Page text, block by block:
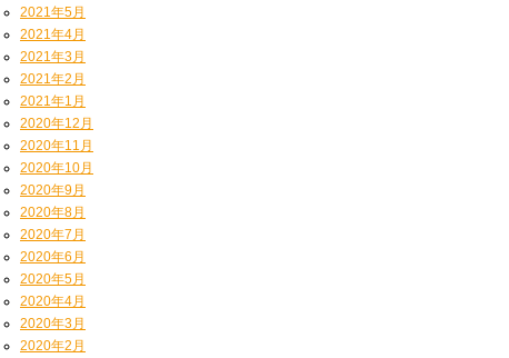
2021年5月
2021年4月
2021年3月
2021年2月
2021年1月
2020年12月
2020年11月
2020年10月
2020年9月
2020年8月
2020年7月
2020年6月
2020年5月
2020年4月
2020年3月
2020年2月